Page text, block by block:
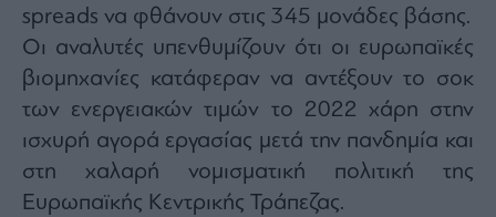
spreads να φθάνουν στις 345 μονάδες βάσης.
Οι αναλυτές υπενθυμίζουν ότι οι ευρωπαϊκές
βιομηχανίες κατάφεραν να αντέξουν το σοκ
των ενεργειακών τιμών το 2022 χάρη στην
ισχυρή αγορά εργασίας μετά την πανδημία και
στη χαλαρή νομισματική πολιτική της
Ευρωπαϊκής Κεντρικής Τράπεζας.